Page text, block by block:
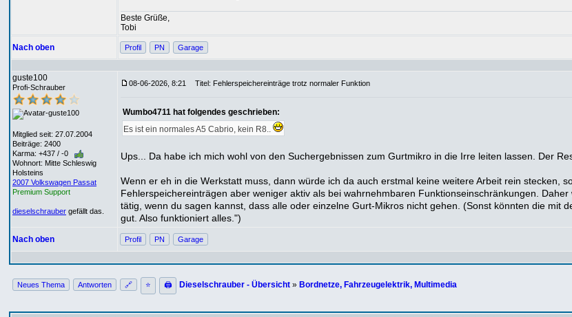
Beste Grüße,
Tobi
Nach oben Profil PN Garage
guste100
Profi-Schrauber
Mitglied seit: 27.07.2004
Beiträge: 2400
Karma: +437 / -0
Wohnort: Mitte Schleswig
Holsteins
2007 Volkswagen Passat
Premium Support
dieselschrauber gefällt das.
08-06-2026, 8:21 Titel: Fehlerspeichereinträge trotz normaler Funktion
Wumbo4711 hat folgendes geschrieben:
Es ist ein normales A5 Cabrio, kein R8..
Ups... Da habe ich mich wohl von den Suchergebnissen zum Gurtmikro in die Irre leiten lassen. Der
Wenn er eh in die Werkstatt muss, dann würde ich da auch erstmal keine weitere Arbeit rein stecken,
Fehlerspeichereinträgen aber weniger aktiv als bei wahrnehmbaren Funktionseinschränkungen.
tätig, wenn du sagen kannst, dass alle oder einzelne Gurt-Mikros nicht gehen. (Sonst könnten die mit
gut. Also funktioniert alles.")
Nach oben Profil PN Garage
Neues Thema Antworten 🔗 ⭐ 🖨 Dieselschrauber - Übersicht » Bordnetze, Fahrzeugelektrik, Multimedia